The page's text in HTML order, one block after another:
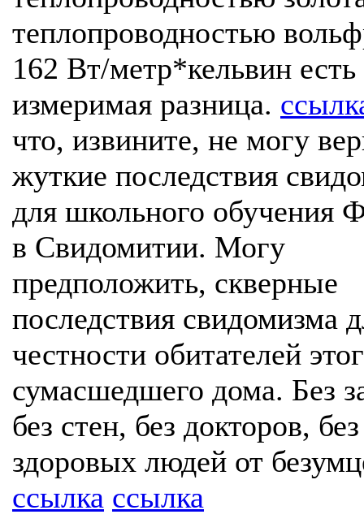
теплопроводностью
162 Вт/метр*кельвин есть
измеримая разница.
что, извините, не могу
жуткие последствия
для школьного
в Свидомитии. Могу
предположить, скверные
последствия свидомизма
честности обитателей
сумасшедшего дома. Без
без стен, без докторов,
здоровых людей от
ссылка ссылка